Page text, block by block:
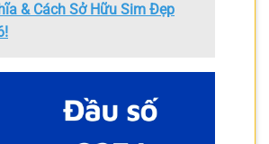
& Cách Sở Hữu Sim Đẹp